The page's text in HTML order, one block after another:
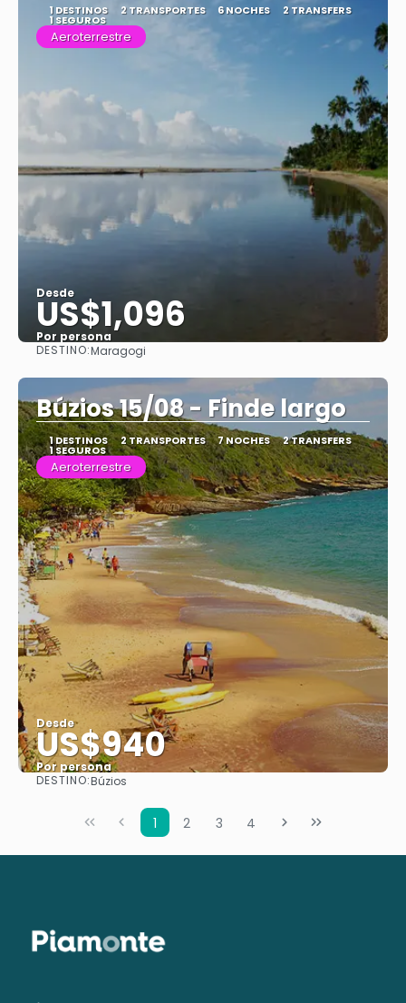
1 DESTINOS 2 TRANSPORTES 6 NOCHES 2 TRANSFERS
1 SEGUROS
Aeroterrestre
Desde
US$1,096
Por persona
DESTINO:Maragogi
Búzios 15/08 - Finde largo
1 DESTINOS 2 TRANSPORTES 7 NOCHES 2 TRANSFERS
1 SEGUROS
Aeroterrestre
Desde
US$940
Por persona
DESTINO:Búzios
1 2 3 4